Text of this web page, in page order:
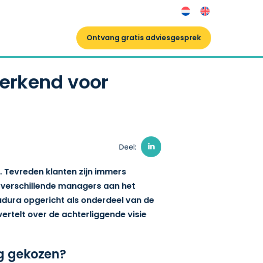
Ontvang gratis adviesgesprek
voor
Deel:
Tevreden klanten zijn immers
managers aan het
opgericht als onderdeel van de
over de achterliggende visie
gekozen?